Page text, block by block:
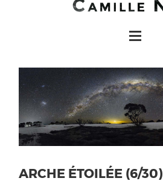
ARCHE ÉTOILÉE (6/30)